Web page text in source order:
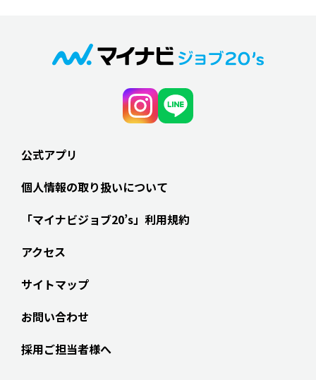
公式アプリ
個人情報の取り扱いについて
「マイナビジョブ20’s」利用規約
アクセス
サイトマップ
お問い合わせ
採用ご担当者様へ